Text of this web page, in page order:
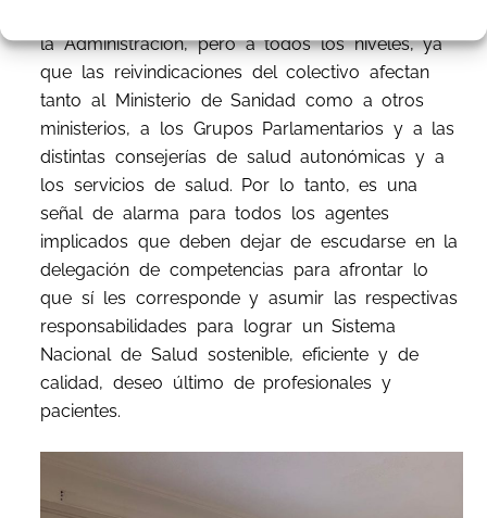
la Administración, pero a todos los niveles, ya
que las reivindicaciones del colectivo afectan
tanto al Ministerio de Sanidad como a otros
ministerios, a los Grupos Parlamentarios y a las
distintas consejerías de salud autonómicas y a
los servicios de salud. Por lo tanto, es una
señal de alarma para todos los agentes
implicados que deben dejar de escudarse en la
delegación de competencias para afrontar lo
que sí les corresponde y asumir las respectivas
responsabilidades para lograr un Sistema
Nacional de Salud sostenible, eficiente y de
calidad, deseo último de profesionales y
pacientes.